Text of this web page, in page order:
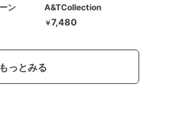
ン A&TCollection
￥7,480
もっとみる